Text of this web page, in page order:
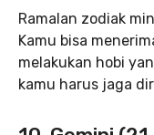
Ramalan zodiak
Kamu bisa
melakukan hobi
kamu harus jaga